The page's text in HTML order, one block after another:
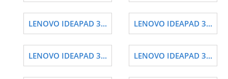
LENOVO IDEAPAD 3... LENOVO IDEAPAD 3...
LENOVO IDEAPAD 3... LENOVO IDEAPAD 3...